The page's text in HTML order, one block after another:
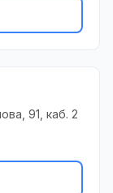
91, каб. 2